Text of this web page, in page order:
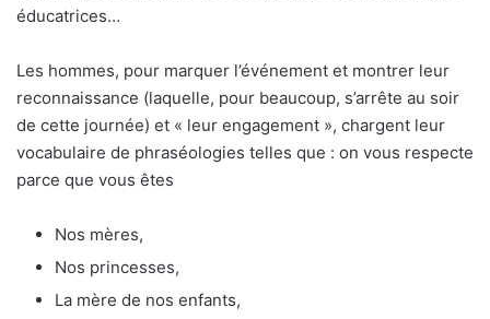
éducatrices…
Les hommes, pour marquer l’événement et montrer leur
reconnaissance (laquelle, pour beaucoup, s’arrête au soir
de cette journée) et « leur engagement », chargent leur
vocabulaire de phraséologies telles que : on vous respecte
parce que vous êtes
Nos mères,
Nos princesses,
La mère de nos enfants,